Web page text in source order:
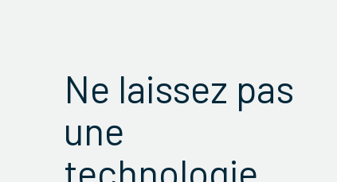
Ne laissez pas
une
technologie